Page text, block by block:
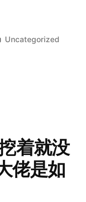
Posted
Uncategorized
着就没
佬是如